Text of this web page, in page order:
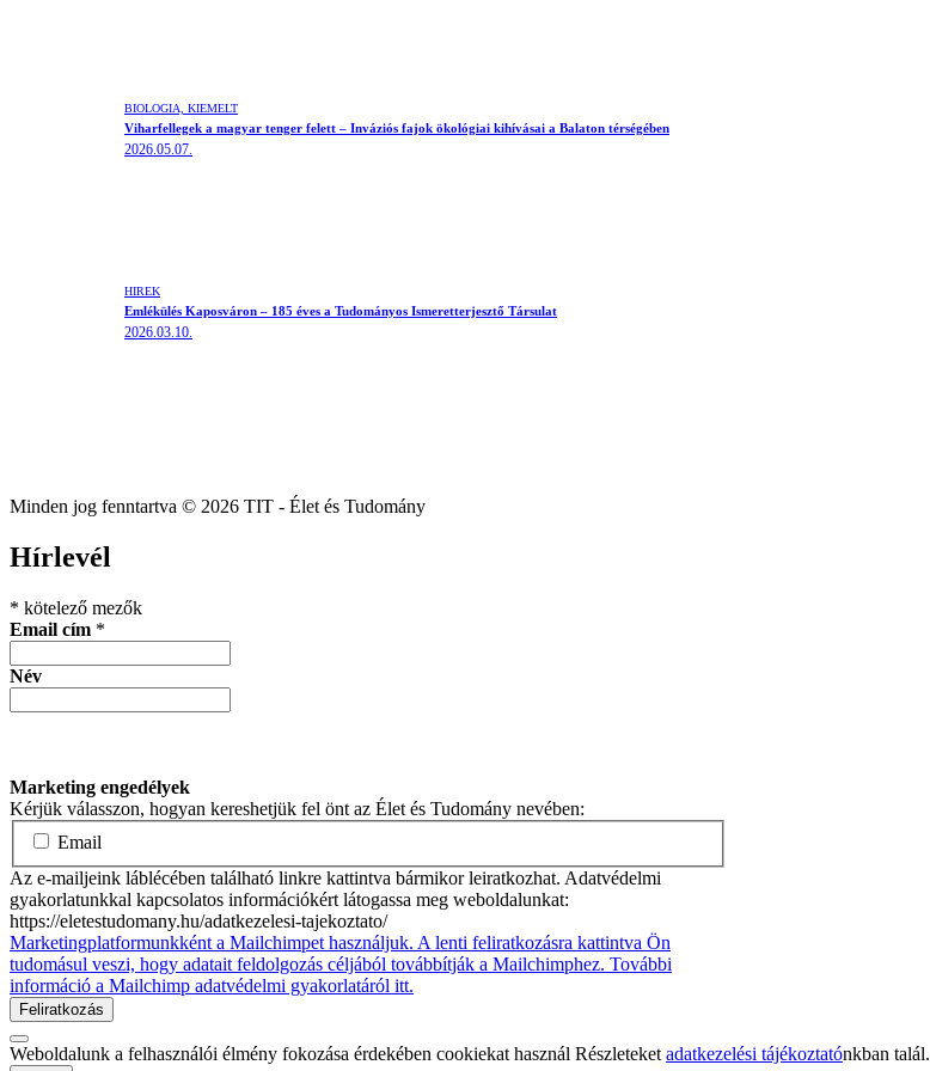
BIOLÓGIA, KIEMELT
Viharfellegek a magyar tenger felett – Inváziós fajok ökológiai kihívásai a Balaton térségében
2026.05.07.
HÍREK
Emlékülés Kaposváron – 185 éves a Tudományos Ismeretterjesztő Társulat
2026.03.10.
Minden jog fenntartva © 2026 TIT - Élet és Tudomány
Hírlevél
* kötelező mezők
Email cím *
Név
Marketing engedélyek
Kérjük válasszon, hogyan kereshetjük fel önt az Élet és Tudomány nevében:
Email
Az e-mailjeink láblécében található linkre kattintva bármikor leiratkozhat. Adatvédelmi
gyakorlatunkkal kapcsolatos információkért látogassa meg weboldalunkat:
https://eletestudomany.hu/adatkezelesi-tajekoztato/
Marketingplatformunkként a Mailchimpet használjuk. A lenti feliratkozásra kattintva Ön
tudomásul veszi, hogy adatait feldolgozás céljából továbbítják a Mailchimphez. További
információ a Mailchimp adatvédelmi gyakorlatáról itt.
Weboldalunk a felhasználói élmény fokozása érdekében cookiekat használ Részleteket adatkezelési tájékoztatónkban talál.